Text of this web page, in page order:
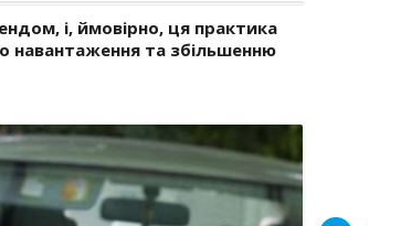
і, ймовірно, ця практика
навантаження та збільшенню